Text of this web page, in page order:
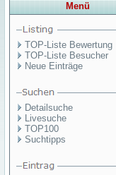
Menü
TOP-Liste Bewertung
TOP-Liste Besucher
Neue Einträge
Detailsuche
Livesuche
TOP100
Suchtipps